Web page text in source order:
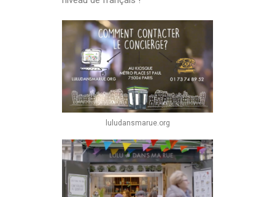
luludansmarue.org